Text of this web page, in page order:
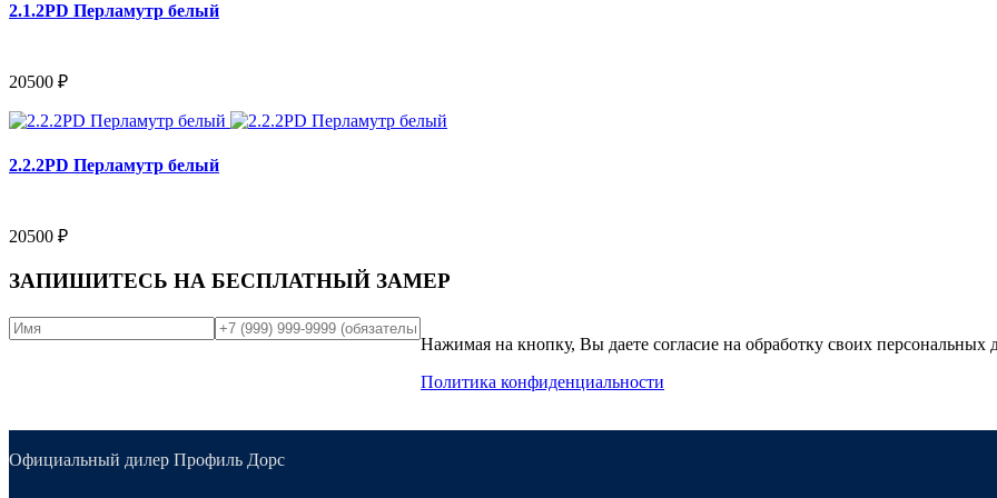
2.1.2PD Перламутр белый
20500 ₽
2.2.2PD Перламутр белый
20500 ₽
ЗАПИШИТЕСЬ НА БЕСПЛАТНЫЙ ЗАМЕР
Нажимая на кнопку, Вы даете согласие на обработку своих персональных
Политика конфиденциальности
Официальный дилер Профиль Дорс